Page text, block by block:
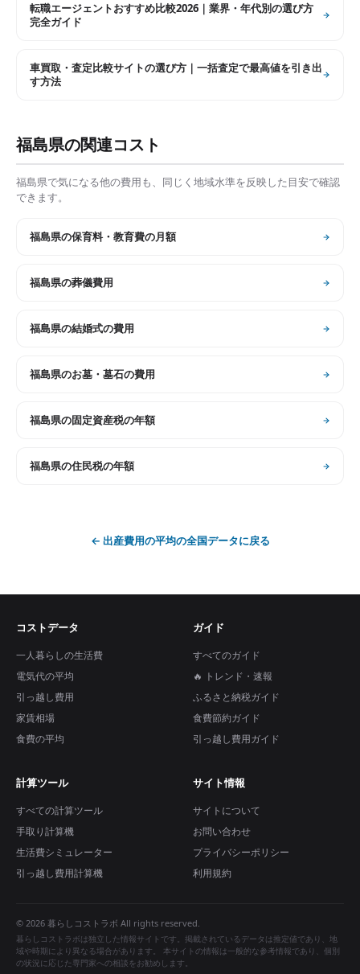
転職エージェントおすすめ比較2026｜業界・年代別の選び方
完全ガイド
車買取・査定比較サイトの選び方｜一括査定で最高値を引き出
す方法
福島県の関連コスト
福島県で気になる他の費用も、同じく地域水準を反映した目安で確認
できます。
福島県の保育料・教育費の月額
福島県の葬儀費用
福島県の結婚式の費用
福島県のお墓・墓石の費用
福島県の固定資産税の年額
福島県の住民税の年額
← 出産費用の平均の全国データに戻る
コストデータ
一人暮らしの生活費
電気代の平均
引っ越し費用
家賃相場
食費の平均
ガイド
すべてのガイド
🔥 トレンド・速報
ふるさと納税ガイド
食費節約ガイド
引っ越し費用ガイド
計算ツール
すべての計算ツール
手取り計算機
生活費シミュレーター
引っ越し費用計算機
サイト情報
サイトについて
お問い合わせ
プライバシーポリシー
利用規約
© 2026 暮らしコストラボ All rights reserved.
暮らしコストラボは独立した情報サイトです。掲載されているデータは推定値であり、地
域や時期により異なる場合があります。 本サイトの情報は一般的な参考情報であり、個別
の状況に応じた専門家への相談をお勧めします。